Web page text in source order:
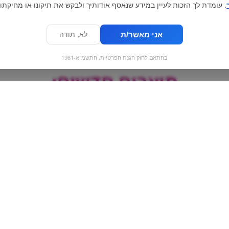
מוצרים חדשים:
. עומדת לך הזכות לעיין במידע שנאסף אודותיך ולבקש את תיקונו או
אני מאשר/ת לא, תודה
בהתאם לחוק הגנת הפרטיות, התשמ"א-1981